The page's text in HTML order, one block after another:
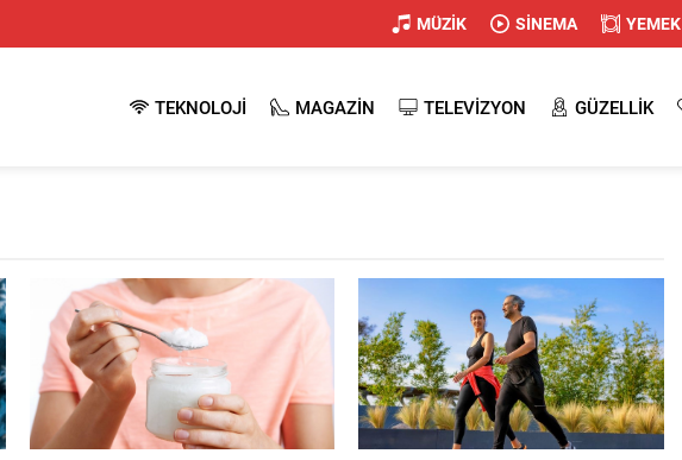
MÜZİK SİNEMA YEMEK
TEKNOLOJİ MAGAZİN TELEVİZYON GÜZELLİK